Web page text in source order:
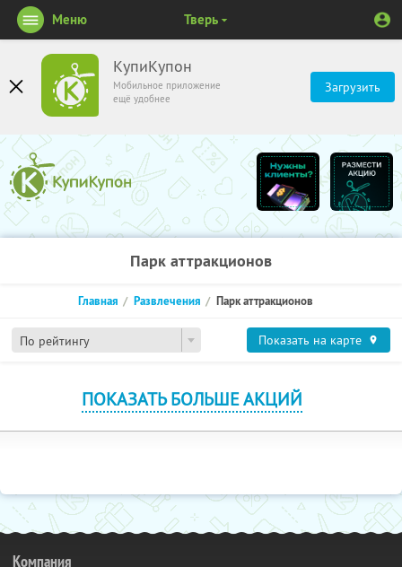
КупиКупон
Мобильное приложение
ещё удобнее
Загрузить
Меню Тверь
Парк аттракционов
По рейтингу
Главная Развлечения Парк аттракционов
Показать на карте
ПОКАЗАТЬ БОЛЬШЕ АКЦИЙ
Компания